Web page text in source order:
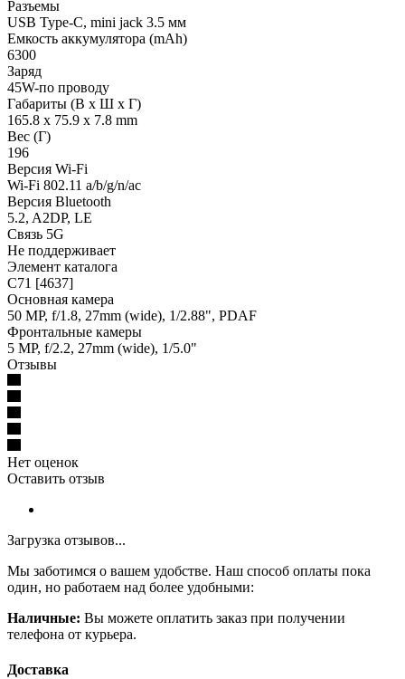
Разъемы
USB Type-C, mini jack 3.5 мм
Емкость аккумулятора (mAh)
6300
Заряд
45W-по проводу
Габариты (В х Ш х Г)
165.8 x 75.9 x 7.8 mm
Вес (Г)
196
Версия Wi-Fi
Wi-Fi 802.11 a/b/g/n/ac
Версия Bluetooth
5.2, A2DP, LE
Связь 5G
Не поддерживает
Элемент каталога
C71 [4637]
Основная камера
50 MP, f/1.8, 27mm (wide), 1/2.88", PDAF
Фронтальные камеры
5 MP, f/2.2, 27mm (wide), 1/5.0"
Отзывы
Нет оценок
Оставить отзыв
Загрузка отзывов...
Мы заботимся о вашем удобстве. Наш способ оплаты пока
один, но работаем над более удобными:
Наличные: Вы можете оплатить заказ при получении
телефона от курьера.
Доставка